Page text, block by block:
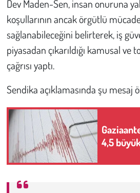
Dev Maden-Sen, insan onuruna
koşullarının ancak örgütlü
sağlanabileceğini belirterek, iş
piyasadan çıkarıldığı kamusal
çağrısı yaptı.
Sendika açıklamasında şu mesaj
4,5